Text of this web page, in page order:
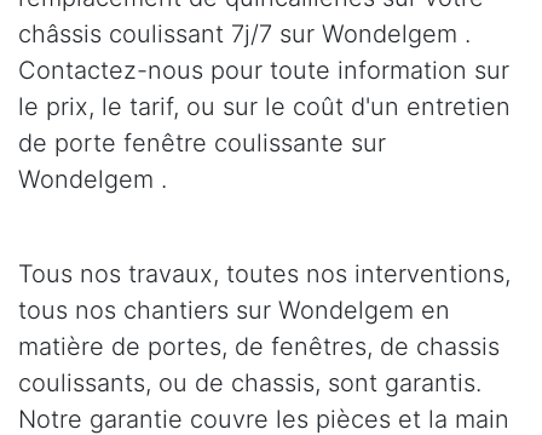
châssis coulissant 7j/7 sur Wondelgem .
Contactez-nous pour toute information sur
le prix, le tarif, ou sur le coût d'un entretien
de porte fenêtre coulissante sur
Wondelgem .
Tous nos travaux, toutes nos interventions,
tous nos chantiers sur Wondelgem en
matière de portes, de fenêtres, de chassis
coulissants, ou de chassis, sont garantis.
Notre garantie couvre les pièces et la main